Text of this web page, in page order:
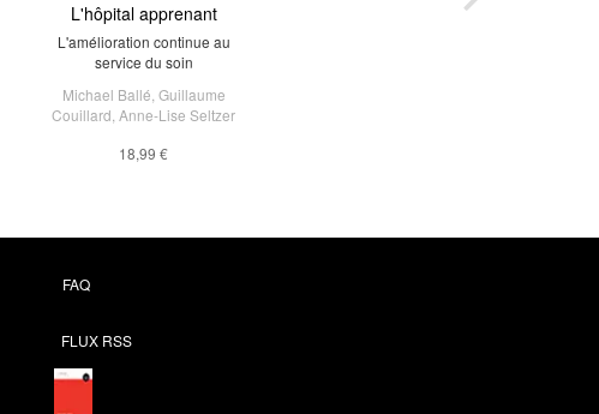
L'hôpital apprenant
L'amélioration continue au
service du soin
Michael Ballé Guillaume
Couillard Anne-Lise Seltzer
18,99 €
FAQ
FLUX RSS